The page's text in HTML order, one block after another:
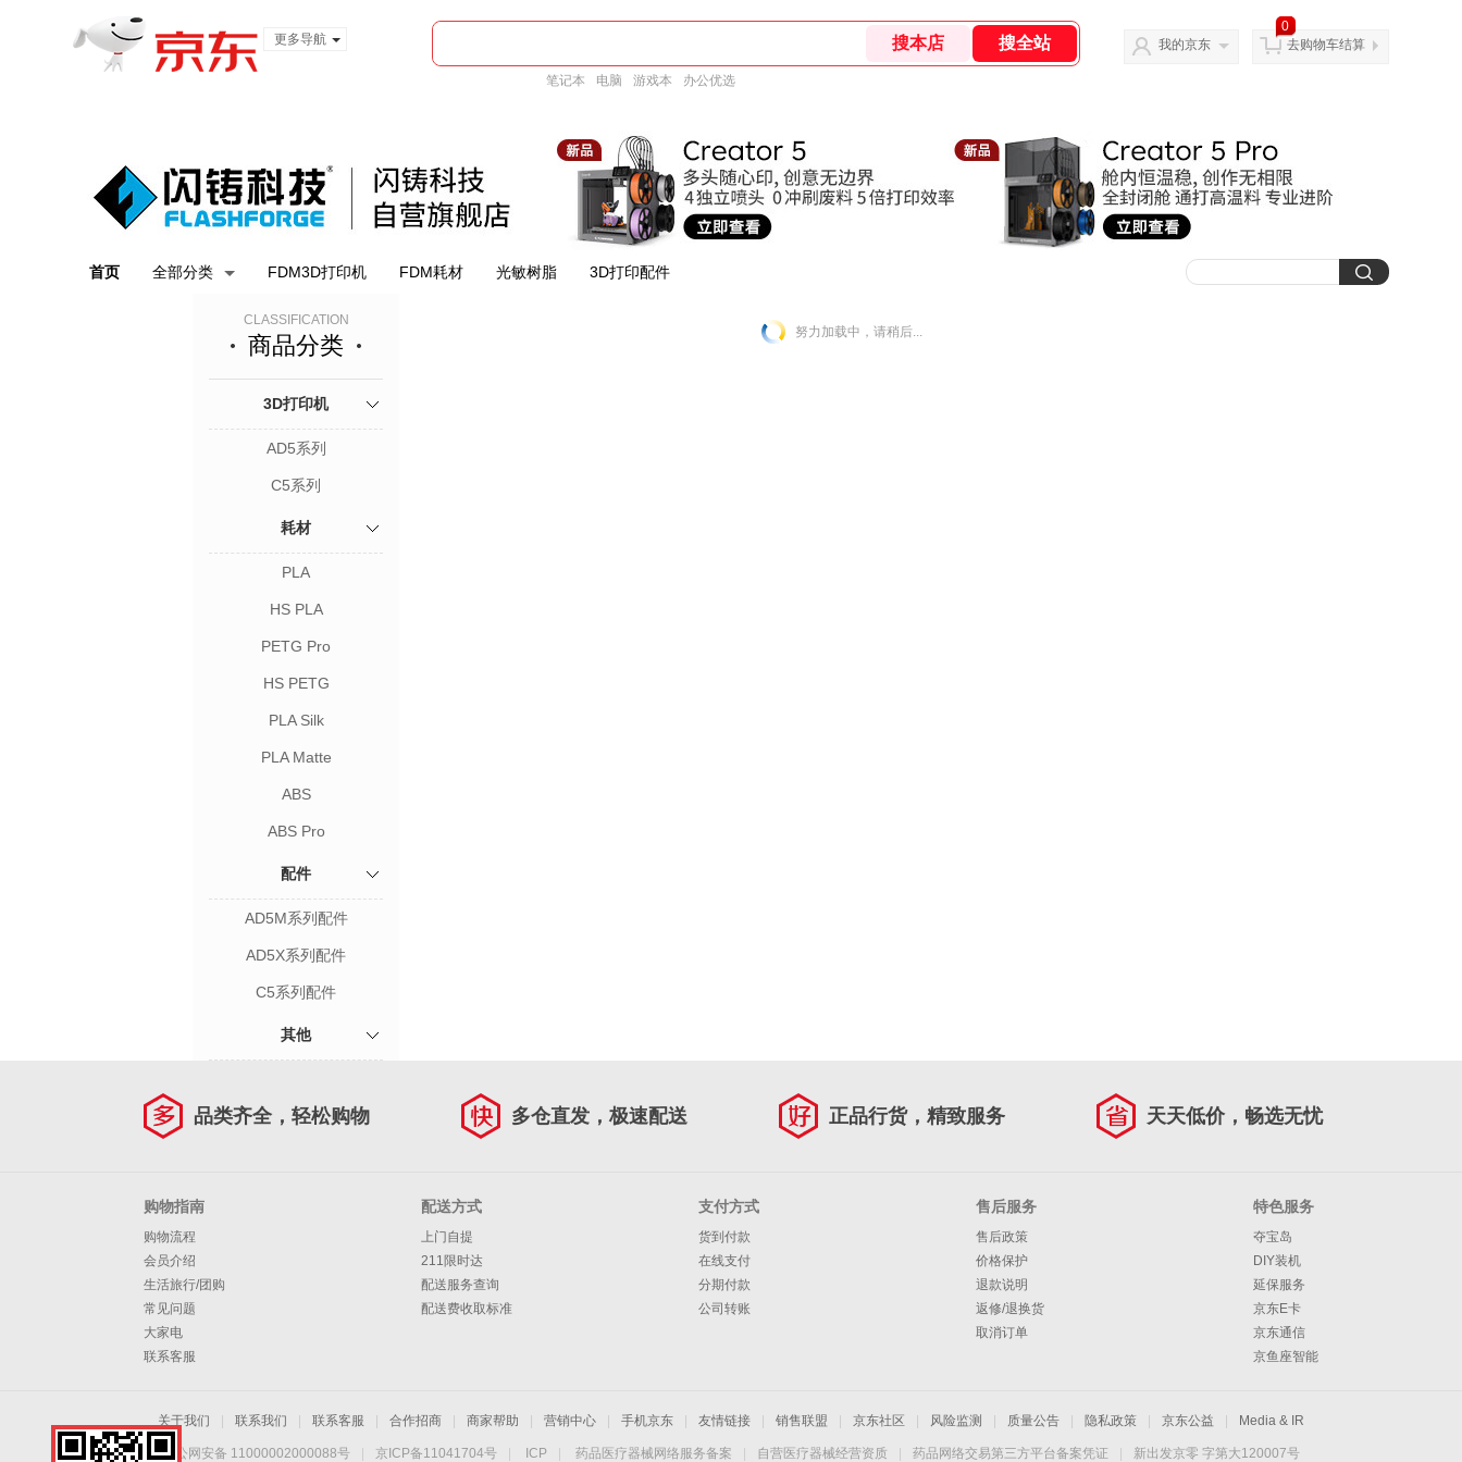
更多导航
笔记本 电脑 游戏本 办公优选
我的京东
0
去购物车结算
首页 全部分类 FDM3D打印机 FDM耗材 光敏树脂 3D打印配件
CLASSIFICATION
商品分类
3D打印机
AD5系列
C5系列
耗材
PLA
HS PLA
PETG Pro
HS PETG
PLA Silk
PLA Matte
ABS
ABS Pro
配件
AD5M系列配件
AD5X系列配件
C5系列配件
其他
努力加载中，请稍后...
品类齐全，轻松购物 多仓直发，极速配送 正品行货，精致服务 天天低价，畅选无忧
购物指南
购物流程
会员介绍
生活旅行/团购
常见问题
大家电
联系客服
配送方式
上门自提
211限时达
配送服务查询
配送费收取标准
支付方式
货到付款
在线支付
分期付款
公司转账
售后服务
售后政策
价格保护
退款说明
返修/退换货
取消订单
特色服务
夺宝岛
DIY装机
延保服务
京东E卡
京东通信
京鱼座智能
关于我们 联系我们 联系客服 合作招商 商家帮助 营销中心 手机京东 友情链接 销售联盟 京东社区 风险监测 质量公告 隐私政策 京东公益 Media & IR
京公网安备 11000002000088号 京ICP备11041704号 ICP 药品医疗器械网络服务备案 自营医疗器械经营资质 药品网络交易第三方平台备案凭证 新出发京零 字第大120007号